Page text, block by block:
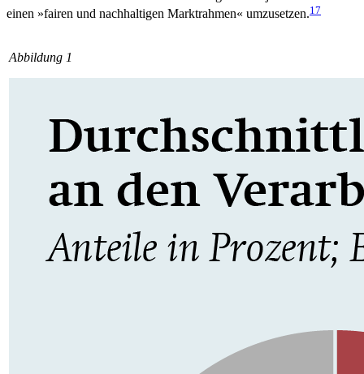
einen »fairen und nachhaltigen Markt­rahmen« umzusetzen.17
Abbildung 1